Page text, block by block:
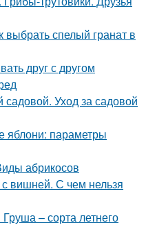
спелый гранат в
друг с другом
садовой. Уход за садовой
яблони: параметры
абрикосов
вишней. С чем нельзя
– сорта летнего